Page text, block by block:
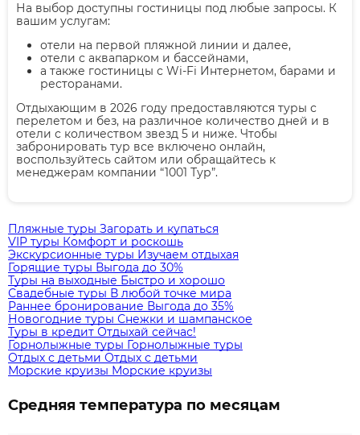
На выбор доступны гостиницы под любые запросы. К
вашим услугам:
отели на первой пляжной линии и далее,
отели с аквапарком и бассейнами,
а также гостиницы с Wi-Fi Интернетом, барами и
ресторанами.
Отдыхающим в 2026 году предоставляются туры с
перелетом и без, на различное количество дней и в
отели с количеством звезд 5 и ниже. Чтобы
забронировать тур все включено онлайн,
воспользуйтесь сайтом или обращайтесь к
менеджерам компании “1001 Тур”.
Пляжные туры Загорать и купаться
VIP туры Комфорт и роскошь
Экскурсионные туры Изучаем отдыхая
Горящие туры Выгода до 30%
Туры на выходные Быстро и хорошо
Свадебные туры В любой точке мира
Раннее бронирование Выгода до 35%
Новогодние туры Снежки и шампанское
Туры в кредит Отдыхай сейчас!
Горнолыжные туры Горнолыжные туры
Отдых с детьми Отдых с детьми
Морские круизы Морские круизы
Средняя температура по месяцам